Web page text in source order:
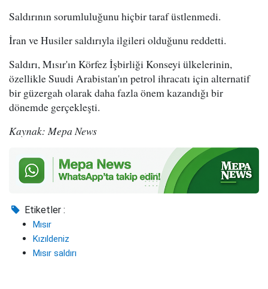
Saldırının sorumluluğunu hiçbir taraf üstlenmedi.
İran ve Husiler saldırıyla ilgileri olduğunu reddetti.
Saldırı, Mısır'ın Körfez İşbirliği Konseyi ülkelerinin,
özellikle Suudi Arabistan'ın petrol ihracatı için alternatif
bir güzergah olarak daha fazla önem kazandığı bir
dönemde gerçekleşti.
Kaynak: Mepa News
Etiketler :
Mısır
Kızıldeniz
Mısır saldırı